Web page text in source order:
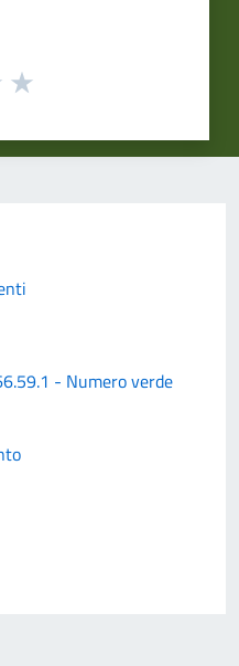
- Numero verde